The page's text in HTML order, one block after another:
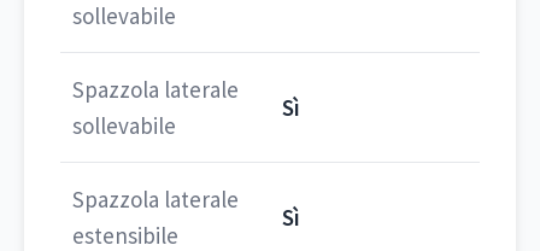
sollevabile
Spazzola laterale
sollevabile
Sì
Spazzola laterale
estensibile
Sì